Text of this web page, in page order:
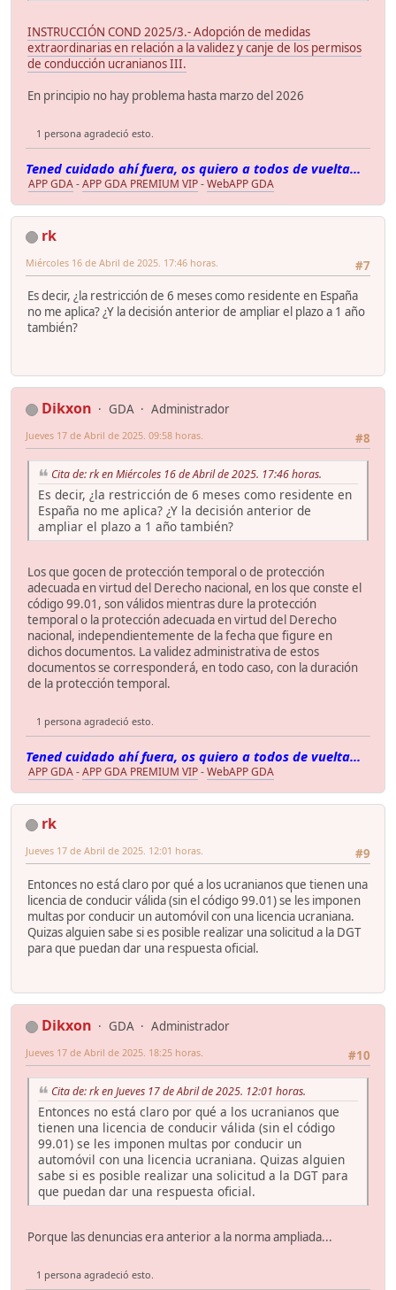
INSTRUCCIÓN COND 2025/3.- Adopción de medidas
extraordinarias en relación a la validez y canje de los permisos
de conducción ucranianos III.
En principio no hay problema hasta marzo del 2026
1 persona agradeció esto.
Tened cuidado ahí fuera, os quiero a todos de vuelta...
APP GDA-APP GDA PREMIUM VIP-WebAPP GDA
rk
#7
Miércoles 16 de Abril de 2025. 17:46 horas.
Es decir, ¿la restricción de 6 meses como residente en España
no me aplica? ¿Y la decisión anterior de ampliar el plazo a 1 año
también?
Dikxon GDA
Administrador
#8
Jueves 17 de Abril de 2025. 09:58 horas.
Cita de: rk en Miércoles 16 de Abril de 2025. 17:46 horas.
Es decir, ¿la restricción de 6 meses como residente en
España no me aplica? ¿Y la decisión anterior de
ampliar el plazo a 1 año también?
Los que gocen de protección temporal o de protección
adecuada en virtud del Derecho nacional, en los que conste el
código 99.01, son válidos mientras dure la protección
temporal o la protección adecuada en virtud del Derecho
nacional, independientemente de la fecha que figure en
dichos documentos. La validez administrativa de estos
documentos se corresponderá, en todo caso, con la duración
de la protección temporal.
1 persona agradeció esto.
Tened cuidado ahí fuera, os quiero a todos de vuelta...
APP GDA-APP GDA PREMIUM VIP-WebAPP GDA
rk
#9
Jueves 17 de Abril de 2025. 12:01 horas.
Entonces no está claro por qué a los ucranianos que tienen una
licencia de conducir válida (sin el código 99.01) se les imponen
multas por conducir un automóvil con una licencia ucraniana.
Quizas alguien sabe si es posible realizar una solicitud a la DGT
para que puedan dar una respuesta oficial.
Dikxon GDA
Administrador
#10
Jueves 17 de Abril de 2025. 18:25 horas.
Cita de: rk en Jueves 17 de Abril de 2025. 12:01 horas.
Entonces no está claro por qué a los ucranianos que
tienen una licencia de conducir válida (sin el código
99.01) se les imponen multas por conducir un
automóvil con una licencia ucraniana. Quizas alguien
sabe si es posible realizar una solicitud a la DGT para
que puedan dar una respuesta oficial.
Porque las denuncias era anterior a la norma ampliada...
1 persona agradeció esto.